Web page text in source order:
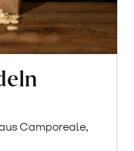
Camporeale,